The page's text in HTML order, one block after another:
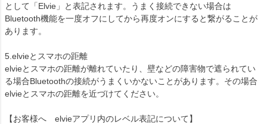
として「Elvie」と表記されます。うまく接続できない場合は
Bluetooth機能を一度オフにしてから再度オンにすると繋がることが
あります。
5.elvieとスマホの距離
elvieとスマホの距離が離れていたり、壁などの障害物で遮られてい
る場合Bluetoothの接続がうまくいかないことがあります。その場合
elvieとスマホの距離を近づけてください。
【お客様へ elvieアプリ内のレベル表記について】